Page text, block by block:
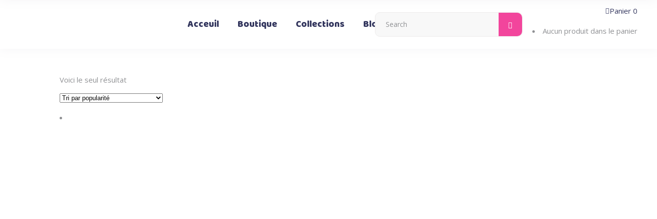
Acceuil Boutique Collections Blog Nous contacter
for:
Panier 0
Aucun produit dans le panier
Voici le seul résultat